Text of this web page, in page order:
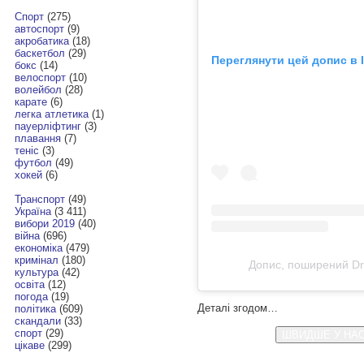
Спорт(275)
автоспорт(9)
акробатика(18)
баскетбол (29)
бокс (14)
велоспорт(10)
волейбол (28)
карате(6)
легка атлетика(1)
пауерліфтинг(3)
плавання(7)
теніс (3)
футбол (49)
хокей(6)
Транспорт(49)
Україна(3 411)
вибори 2019(40)
війна(696)
економіка(479)
кримінал (180)
культура(42)
освіта(12)
погода(19)
політика(609)
скандали(33)
спорт(29)
цікаве(299)
Переглянути цей допис в
Допис, поширений
Деталі згодом…